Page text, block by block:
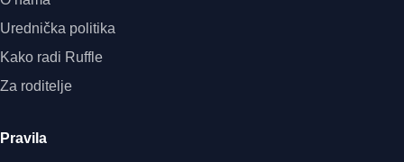
Urednička politika
Kako radi Ruffle
Za roditelje
Pravila